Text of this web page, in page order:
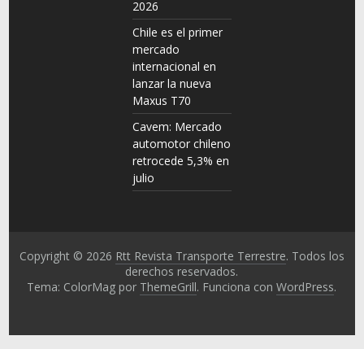
2026
Chile es el primer
mercado
internacional en
lanzar la nueva
Maxus T70
Cavem: Mercado
automotor chileno
retrocede 5,3% en
julio
Copyright © 2026 Rtt Revista Transporte Terrestre. Todos los
derechos reservados.
Tema: ColorMag por ThemeGrill. Funciona conWordPress.